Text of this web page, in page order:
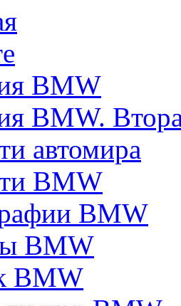
BMW
BMW.
автомира
BMW
BMW
BMW
BMW